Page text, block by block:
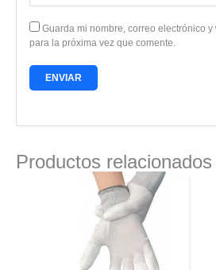
Guarda mi nombre, correo electrónico
para la próxima vez que comente.
Productos relacionados